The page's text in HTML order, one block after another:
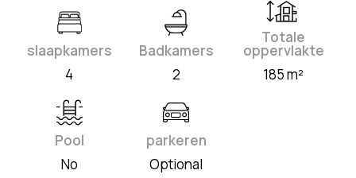
slaapkamers
4
Badkamers
2
Totale
oppervlakte
185 m²
Pool
No
parkeren
Optional